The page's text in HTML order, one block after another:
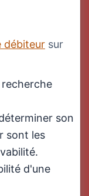
débiteur sur
son
sont les
d'une